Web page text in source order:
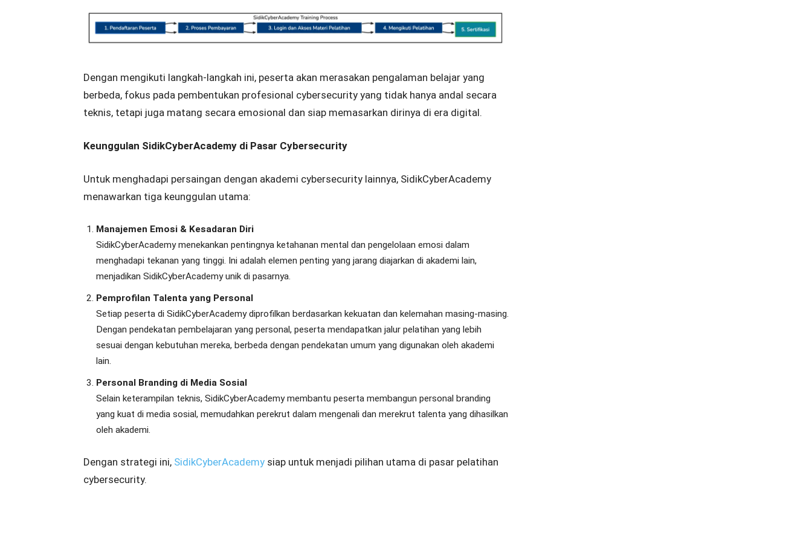
Dengan mengikuti langkah-langkah ini, peserta akan merasakan pengalaman belajar yang
berbeda, fokus pada pembentukan profesional cybersecurity yang tidak hanya andal secara
teknis, tetapi juga matang secara emosional dan siap memasarkan dirinya di era digital.
Keunggulan SidikCyberAcademy di Pasar Cybersecurity
Untuk menghadapi persaingan dengan akademi cybersecurity lainnya, SidikCyberAcademy
menawarkan tiga keunggulan utama:
Manajemen Emosi & Kesadaran Diri
SidikCyberAcademy menekankan pentingnya ketahanan mental dan pengelolaan emosi dalam
menghadapi tekanan yang tinggi. Ini adalah elemen penting yang jarang diajarkan di akademi lain,
menjadikan SidikCyberAcademy unik di pasarnya.
Pemprofilan Talenta yang Personal
Setiap peserta di SidikCyberAcademy diprofilkan berdasarkan kekuatan dan kelemahan masing-masing.
Dengan pendekatan pembelajaran yang personal, peserta mendapatkan jalur pelatihan yang lebih
sesuai dengan kebutuhan mereka, berbeda dengan pendekatan umum yang digunakan oleh akademi
lain.
Personal Branding di Media Sosial
Selain keterampilan teknis, SidikCyberAcademy membantu peserta membangun personal branding
yang kuat di media sosial, memudahkan perekrut dalam mengenali dan merekrut talenta yang dihasilkan
oleh akademi.
Dengan strategi ini, SidikCyberAcademy siap untuk menjadi pilihan utama di pasar pelatihan
cybersecurity.